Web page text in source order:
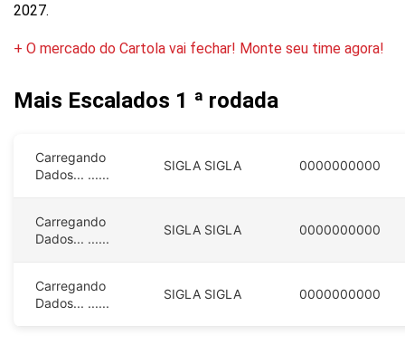
2027.
+ O mercado do Cartola vai fechar! Monte seu time agora!
Mais Escalados 1 ª rodada
Carregando
Dados... ......
SIGLA SIGLA 0000000000
Carregando
Dados... ......
SIGLA SIGLA 0000000000
Carregando
Dados... ......
SIGLA SIGLA 0000000000